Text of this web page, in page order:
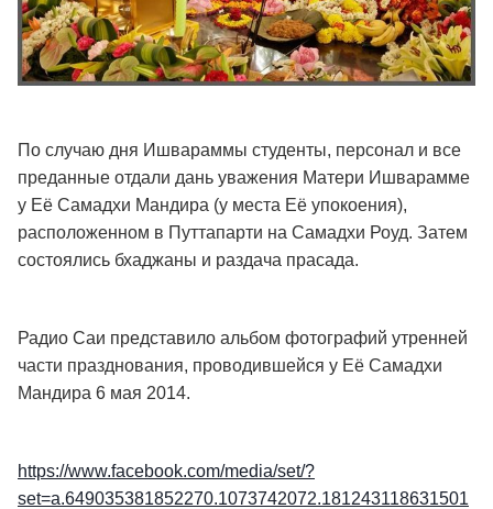
По случаю дня Ишвараммы студенты, персонал и все
преданные отдали дань уважения Матери Ишварамме
у Её Самадхи Мандира (у места Её упокоения),
расположенном в Путтапарти на Самадхи Роуд. Затем
состоялись бхаджаны и раздача прасада.
Радио Саи представило альбом фотографий утренней
части празднования, проводившейся у Её Самадхи
Мандира 6 мая 2014.
https://www.facebook.com/media/set/?
set=a.649035381852270.1073742072.181243118631501